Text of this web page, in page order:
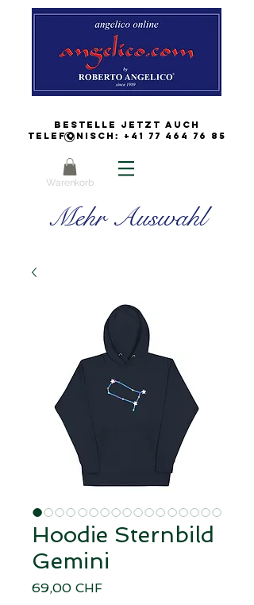
Bestelle jetzt auch
Telefonisch: +41 77 464 76 85
Warenkorb
Mehr Auswahl
Hoodie Sternbild
Gemini
69,00 CHFPreis